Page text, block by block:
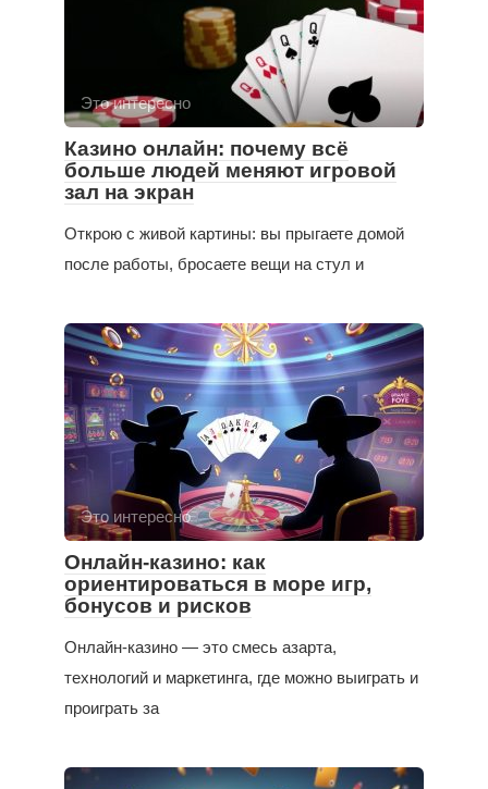
Это интересно
Казино онлайн: почему всё
больше людей меняют игровой
зал на экран
Открою с живой картины: вы прыгаете домой
после работы, бросаете вещи на стул и
Это интересно
Онлайн-казино: как
ориентироваться в море игр,
бонусов и рисков
Онлайн-казино — это смесь азарта,
технологий и маркетинга, где можно выиграть и
проиграть за